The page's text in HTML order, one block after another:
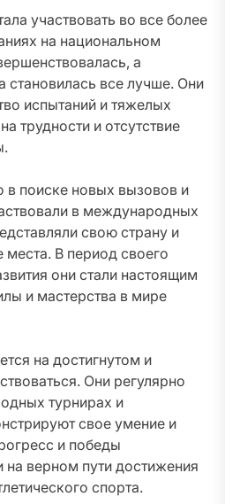
участвовать во все более
на национальном
а
становилась все лучше. Они
испытаний и тяжелых
трудности и отсутствие
в поиске новых вызовов и
в международных
свою страну и
В период своего
они стали настоящим
и мастерства в мире
на достигнутом и
Они регулярно
турнирах и
свое умение и
и победы
верном пути достижения
спорта.